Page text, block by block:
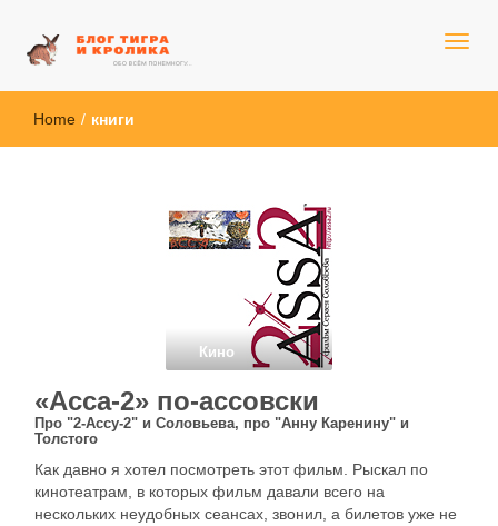
Блог Тигра и Кролика
Home / книги
Кино
«Асса-2» по-ассовски
Про "2-Ассу-2" и Соловьева, про "Анну Каренину" и
Толстого
Как давно я хотел посмотреть этот фильм. Рыскал по
кинотеатрам, в которых фильм давали всего на
нескольких неудобных сеансах, звонил, а билетов уже не